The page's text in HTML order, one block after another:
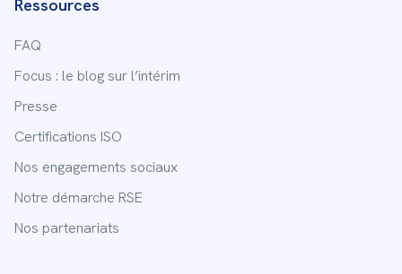
Ressources
FAQ
Focus : le blog sur l’intérim
Presse
Certifications ISO
Nos engagements sociaux
Notre démarche RSE
Nos partenariats